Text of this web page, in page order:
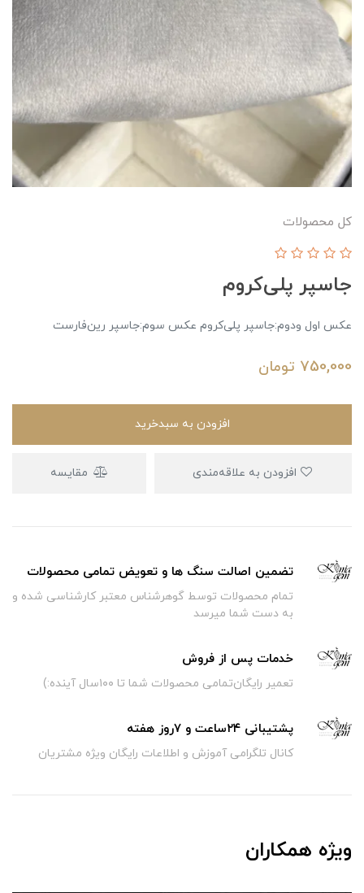
کل محصولات
جاسپر پلی‌کروم
عکس اول و‌دوم:جاسپر پلی‌کروم عکس سوم:جاسپر رین‌فارست
750,000 تومان
افزودن به سبدخرید
مقایسه
تضمین اصالت سنگ ها و تعویض تمامی محصولات
تمام محصولات توسط گوهرشناس معتبر کارشناسی شده و
به دست شما میرسد
خدمات پس از فروش
تعمیر رایگان‌تمامی محصولات شما تا ۱۰۰سال آینده:)
پشتیبانی ۲۴ساعت و ۷روز هفته
کانال تلگرامی آموزش و اطلاعات رایگان ویژه مشتریان
ویژه همکاران